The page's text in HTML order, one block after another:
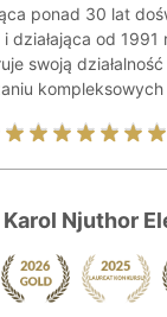
ponad 30 lat
działająca od 1991
swoją działalność
kompleksowych
Karol Njuthor